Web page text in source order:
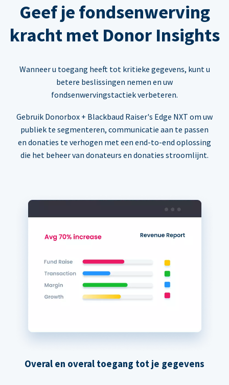
Geef je fondsenwerving
kracht met Donor Insights
Wanneer u toegang heeft tot kritieke gegevens, kunt u
betere beslissingen nemen en uw
fondsenwervingstactiek verbeteren.
Gebruik Donorbox + Blackbaud Raiser's Edge NXT om uw
publiek te segmenteren, communicatie aan te passen
en donaties te verhogen met een end-to-end oplossing
die het beheer van donateurs en donaties stroomlijnt.
Overal en overal toegang tot je gegevens